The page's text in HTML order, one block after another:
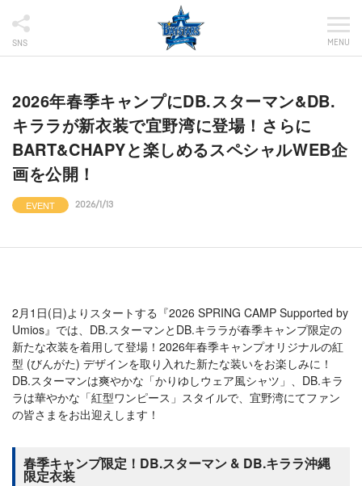
SNS MENU
2026年春季キャンプにDB.スターマン&DB.
キララが新衣装で宜野湾に登場！さらに
BART&CHAPYと楽しめるスペシャルWEB企
画を公開！
EVENT 2026/1/13
2月1日(日)よりスタートする『2026 SPRING CAMP Supported by
Umios』では、DB.スターマンとDB.キララが春季キャンプ限定の
新たな衣装を着用して登場！2026年春季キャンプオリジナルの紅
型 (びんがた) デザインを取り入れた新たな装いをお楽しみに！
DB.スターマンは爽やかな「かりゆしウェア風シャツ」、DB.キラ
ラは華やかな「紅型ワンピース」スタイルで、宜野湾にてファン
の皆さまをお出迎えします！
春季キャンプ限定！DB.スターマン & DB.キララ沖縄
限定衣装